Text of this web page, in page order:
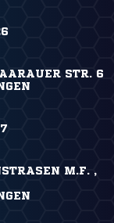
STR. 6
M.F. ,